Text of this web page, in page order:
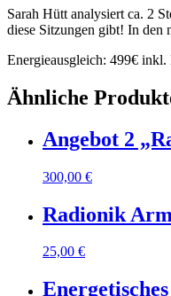
Sarah Hütt analysiert ca. 2
diese Sitzungen gibt! In den
Energieausgleich: 499€ inkl.
Ähnliche
Angebot 2
300,00 €
Radionik
25,00 €